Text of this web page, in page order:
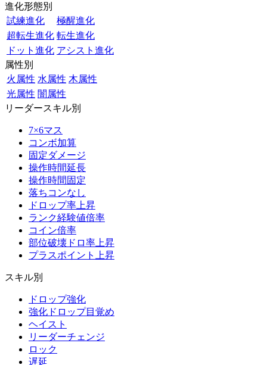
進化形態別
試練進化
極醒進化
超転生進化 転生進化
ドット進化 アシスト進化
属性別
火属性 水属性 木属性
光属性 闇属性
リーダースキル別
7×6マス
コンボ加算
固定ダメージ
操作時間延長
操作時間固定
落ちコンなし
ドロップ率上昇
ランク経験値倍率
コイン倍率
部位破壊ドロ率上昇
プラスポイント上昇
スキル別
ドロップ強化
強化ドロップ目覚め
ヘイスト
リーダーチェンジ
ロック
遅延